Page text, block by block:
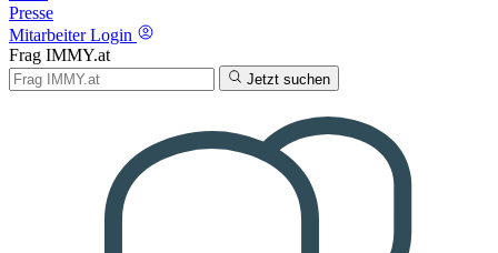
Presse
Mitarbeiter Login
Frag IMMY.at
Jetzt suchen